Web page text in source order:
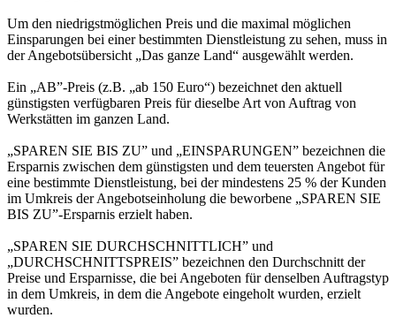
Um den niedrigstmöglichen Preis und die maximal möglichen
Einsparungen bei einer bestimmten Dienstleistung zu sehen, muss in
der Angebotsübersicht „Das ganze Land“ ausgewählt werden.
Ein „AB”-Preis (z.B. „ab 150 Euro“) bezeichnet den aktuell
günstigsten verfügbaren Preis für dieselbe Art von Auftrag von
Werkstätten im ganzen Land.
„SPAREN SIE BIS ZU” und „EINSPARUNGEN” bezeichnen die
Ersparnis zwischen dem günstigsten und dem teuersten Angebot für
eine bestimmte Dienstleistung, bei der mindestens 25 % der Kunden
im Umkreis der Angebotseinholung die beworbene „SPAREN SIE
BIS ZU”-Ersparnis erzielt haben.
„SPAREN SIE DURCHSCHNITTLICH” und
„DURCHSCHNITTSPREIS” bezeichnen den Durchschnitt der
Preise und Ersparnisse, die bei Angeboten für denselben Auftragstyp
in dem Umkreis, in dem die Angebote eingeholt wurden, erzielt
wurden.